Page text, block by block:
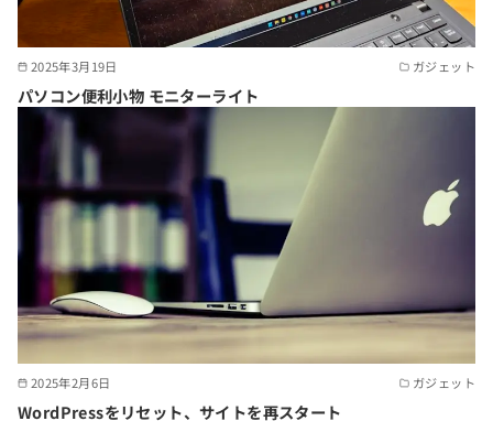
2025年3月19日 ガジェット
パソコン便利小物 モニターライト
2025年2月6日 ガジェット
WordPressをリセット、サイトを再スタート